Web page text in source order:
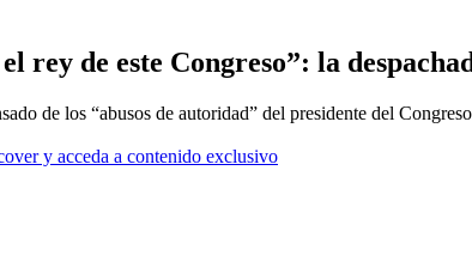
rey de este Congreso”: la
de los “abusos de autoridad” del presidente del
y acceda a contenido exclusivo